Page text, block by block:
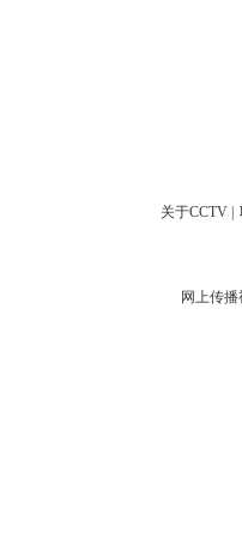
关于CCTV |
网上传播